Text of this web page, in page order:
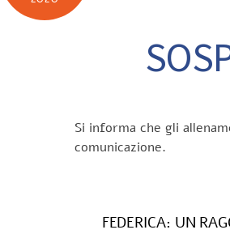
Si informa che gli
comunicazione.
FEDERICA: UN